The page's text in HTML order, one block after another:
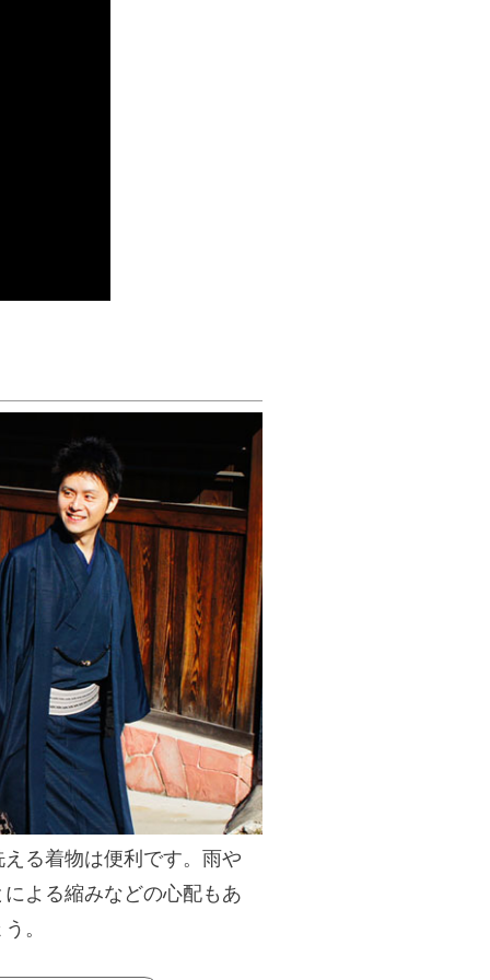
る着物は便利です。雨や
よる縮みなどの心配もあ
。